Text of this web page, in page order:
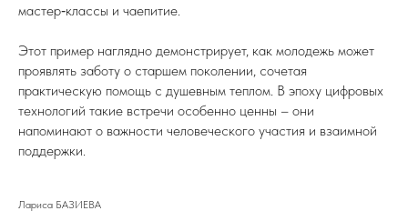
мастер‑классы и чаепитие.
Этот пример наглядно демонстрирует, как молодежь может
проявлять заботу о старшем поколении, сочетая
практическую помощь с душевным теплом. В эпоху цифровых
технологий такие встречи особенно ценны – они
напоминают о важности человеческого участия и взаимной
поддержки.
Лариса БАЗИЕВА